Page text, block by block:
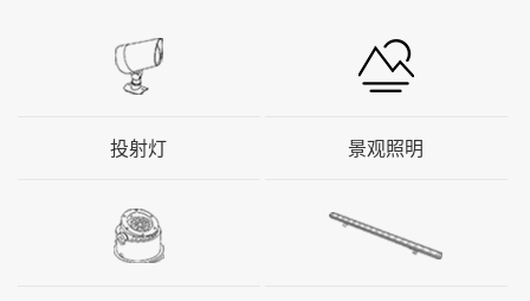
投射灯 景观照明